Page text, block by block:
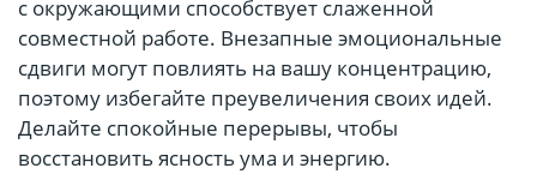
с окружающими способствует слаженной
совместной работе. Внезапные эмоциональные
сдвиги могут повлиять на вашу концентрацию,
поэтому избегайте преувеличения своих идей.
Делайте спокойные перерывы, чтобы
восстановить ясность ума и энергию.